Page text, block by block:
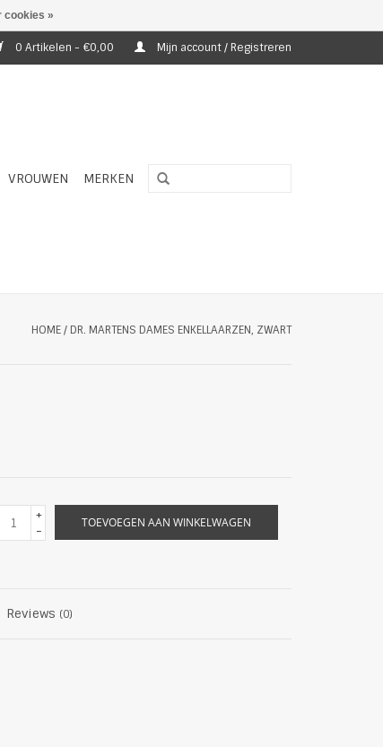
0 Artikelen - €0,00 Mijn account / Registreren
VROUWEN MERKEN
HOME/ DR. MARTENS DAMES ENKELLAARZEN, ZWART
+
-
TOEVOEGEN AAN WINKELWAGEN
Reviews (0)
cookies »